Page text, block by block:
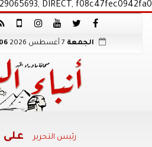
DIRECT, f08c47fec0942fa0
الجمعة
رئيس التحرير على